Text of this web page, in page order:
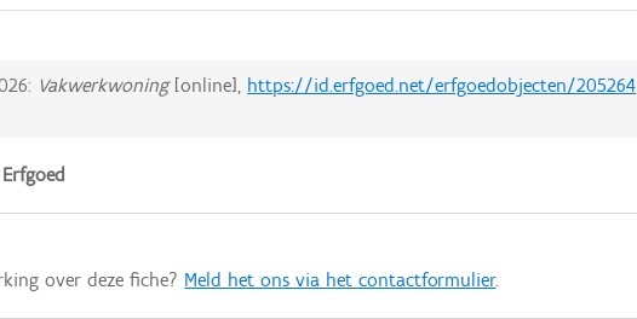
Vakwerkwoning[online], https://id.erfgoed.net/erfgoedobjecten/205264
over deze fiche? Meld het ons via het contactformulier.